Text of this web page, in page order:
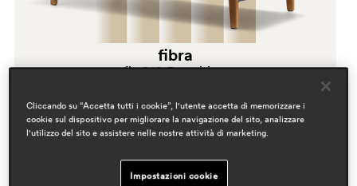
finta pelle
laminato e nobilitato
laminato e stratificato
metacrilato
fibra
fbr010.3 cushion
Cliccando su “Accetta tutti i cookie”, l'utente accetta di memorizzare i
cookie sul dispositivo per migliorare la navigazione del sito, analizzare
l'utilizzo del sito e assistere nelle nostre attività di marketing.
Impostazioni cookie